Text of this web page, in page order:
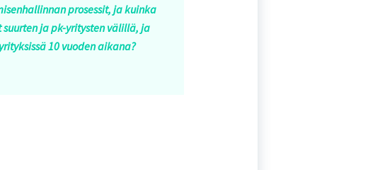
prosessit, ja kuinka
ja pk-yritysten välillä, ja
10 vuoden aikana?